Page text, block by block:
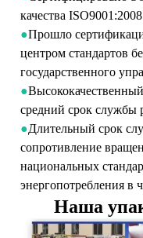
качества ISO9001:2008
●Прошло
центром стандартов
государственного
●
средний срок службы
●Длительный срок
сопротивление
национальных
энергопотребления в
Наша